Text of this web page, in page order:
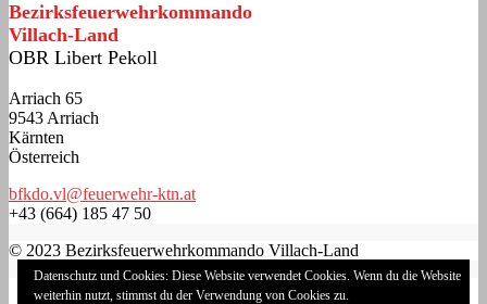
Bezirksfeuerwehrkommando
Villach-Land
OBR Libert Pekoll
Arriach 65
9543 Arriach
Kärnten
Österreich
bfkdo.vl@feuerwehr-ktn.at
+43 (664) 185 47 50
© 2023 Bezirksfeuerwehrkommando Villach-Land
Impressum
Datenschutz und Cookies: Diese Website verwendet Cookies. Wenn du die Website
weiterhin nutzt, stimmst du der Verwendung von Cookies zu.